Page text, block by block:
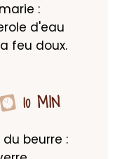
:
d'eau
feu doux.
10 MIN
beurre :